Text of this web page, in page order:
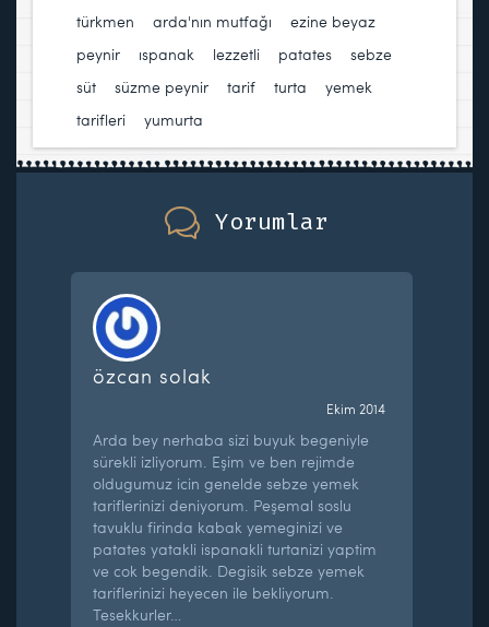
türkmen
arda'nın mutfağı
ezine beyaz
peynir
ıspanak lezzetli patates sebze
süt
süzme peynir tarif turta
yemek
tarifleri
yumurta
Yorumlar
özcan solak
Ekim 2014
Arda bey nerhaba sizi buyuk begeniyle
sürekli izliyorum. Eşim ve ben rejimde
oldugumuz icin genelde sebze yemek
tariflerinizi deniyorum. Peşemal soslu
tavuklu firinda kabak yemeginizi ve
patates yatakli ispanakli turtanizi yaptim
ve cok begendik. Degisik sebze yemek
tariflerinizi heyecen ile bekliyorum.
Tesekkurler…